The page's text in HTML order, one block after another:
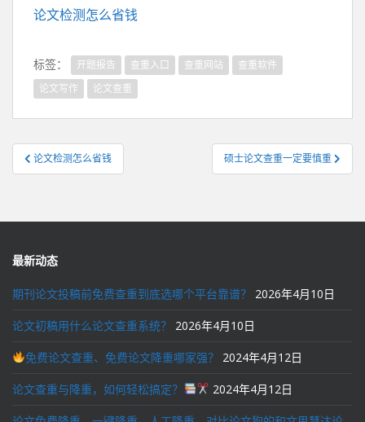
论文检测怎么省钱
标签： 开题报告 查重入口 查重网站
查重软件
论文写作
论文查重
文
章
航
论文检测怎么省钱 硕士论文查重一定要慎重
最新动态
期刊论文投稿前免费查重到底选哪个平台靠谱？ 2026年4月10日
论文初稿用什么论文查重系统？ 2026年4月10日
免费论文查重、免费论文降重哪家强？ 2024年4月12日
论文查重与降重，如何轻松搞定？ 2024年4月12日